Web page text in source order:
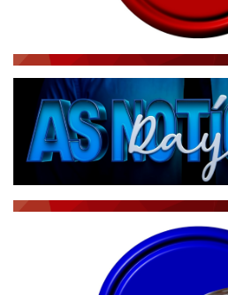
NOTÍCIAS AO MINUTO
ACONTECEU...VIROU MANCHETE!